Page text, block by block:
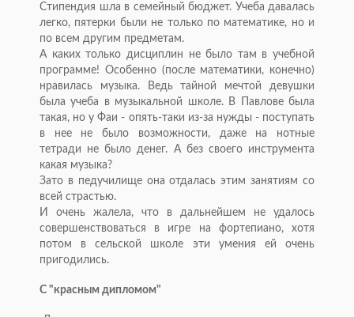
Стипендия шла в семейный бюджет. Учеба давалась
легко, пятерки были не только по математике, но и
по всем другим предметам.
А каких только дисциплин не было там в учебной
программе! Особенно (после математики, конечно)
нравилась музыка. Ведь тайной мечтой девушки
была учеба в музыкальной школе. В Павлове была
такая, но у Фаи - опять-таки из-за нужды - поступать
в нее не было возможности, даже на нотные
тетради не было денег. А без своего инструмента
какая музыка?
Зато в педучилище она отдалась этим занятиям со
всей страстью.
И очень жалела, что в дальнейшем не удалось
совершенствоваться в игре на фортепиано, хотя
потом в сельской школе эти умения ей очень
пригодились.
С "красным дипломом"